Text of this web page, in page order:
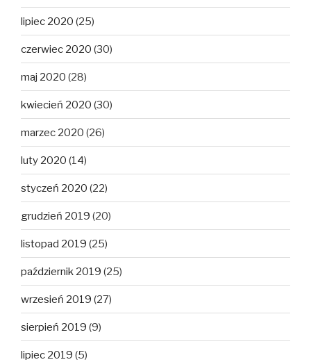
lipiec 2020 (25)
czerwiec 2020 (30)
maj 2020 (28)
kwiecień 2020 (30)
marzec 2020 (26)
luty 2020 (14)
styczeń 2020 (22)
grudzień 2019 (20)
listopad 2019 (25)
październik 2019 (25)
wrzesień 2019 (27)
sierpień 2019 (9)
lipiec 2019 (5)